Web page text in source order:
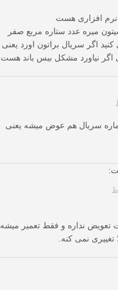
نرم افزاری هست
میره عدد ستاره مربع صفر
اگر سریال براتون اورد یعنی
اگر نیاورد مشکل بیس باند هست
سریال هم عوض میشه یعنی
تعویض نداره و فقط تعمیر میشه
نمی کنه.